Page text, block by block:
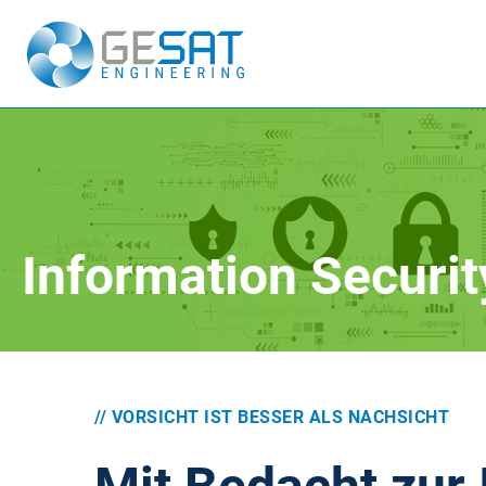
Information
// VORSICHT IST BESSER ALS NACHSICHT